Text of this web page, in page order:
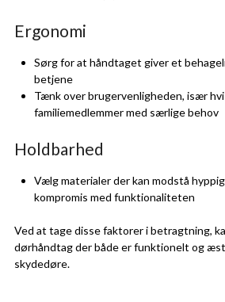
Ergonomi
Sørg for at håndtaget giver et
betjene
Tænk over brugervenligheden, især
familiemedlemmer med særlige behov
Holdbarhed
Vælg materialer der kan modstå
kompromis med funktionaliteten
Ved at tage disse faktorer i betragtning,
dørhåndtag der både er funktionelt og
skydedøre.